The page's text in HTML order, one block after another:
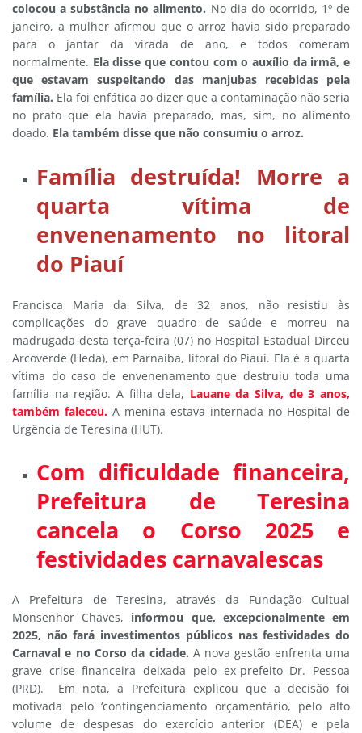
colocou a substância no alimento. No dia do ocorrido, 1º de
janeiro, a mulher afirmou que o arroz havia sido preparado
para o jantar da virada de ano, e todos comeram
normalmente. Ela disse que contou com o auxílio da irmã, e
que estavam suspeitando das manjubas recebidas pela
família. Ela foi enfática ao dizer que a contaminação não seria
no prato que ela havia preparado, mas, sim, no alimento
doado. Ela também disse que não consumiu o arroz.
Família destruída! Morre a
quarta vítima de
envenenamento no litoral
do Piauí
Francisca Maria da Silva, de 32 anos, não resistiu às
complicações do grave quadro de saúde e morreu na
madrugada desta terça-feira (07) no Hospital Estadual Dirceu
Arcoverde (Heda), em Parnaíba, litoral do Piauí. Ela é a quarta
vítima do caso de envenenamento que destruiu toda uma
família na região. A filha dela, Lauane da Silva, de 3 anos,
também faleceu. A menina estava internada no Hospital de
Urgência de Teresina (HUT).
Com dificuldade financeira,
Prefeitura de Teresina
cancela o Corso 2025 e
festividades carnavalescas
A Prefeitura de Teresina, através da Fundação Cultual
Monsenhor Chaves, informou que, excepcionalmente em
2025, não fará investimentos públicos nas festividades do
Carnaval e no Corso da cidade. A nova gestão enfrenta uma
grave crise financeira deixada pelo ex-prefeito Dr. Pessoa
(PRD). Em nota, a Prefeitura explicou que a decisão foi
motivada pelo ‘contingenciamento orçamentário, pelo alto
volume de despesas do exercício anterior (DEA) e pela